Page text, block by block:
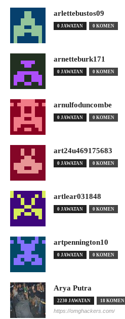
arlettebustos09
0 JAWATAN 0 KOMEN
arnetteburk171
0 JAWATAN 0 KOMEN
arnulfoduncombe
0 JAWATAN 0 KOMEN
art24u469175683
0 JAWATAN 0 KOMEN
artlear031848
0 JAWATAN 0 KOMEN
artpennington10
0 JAWATAN 0 KOMEN
Arya Putra
2230 JAWATAN 18 KOMEN
https://omghackers.com/